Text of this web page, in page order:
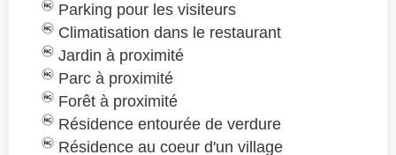
Parking pour les visiteurs
Climatisation dans le restaurant
Jardin à proximité
Parc à proximité
Forêt à proximité
Résidence entourée de verdure
Résidence au coeur d'un village